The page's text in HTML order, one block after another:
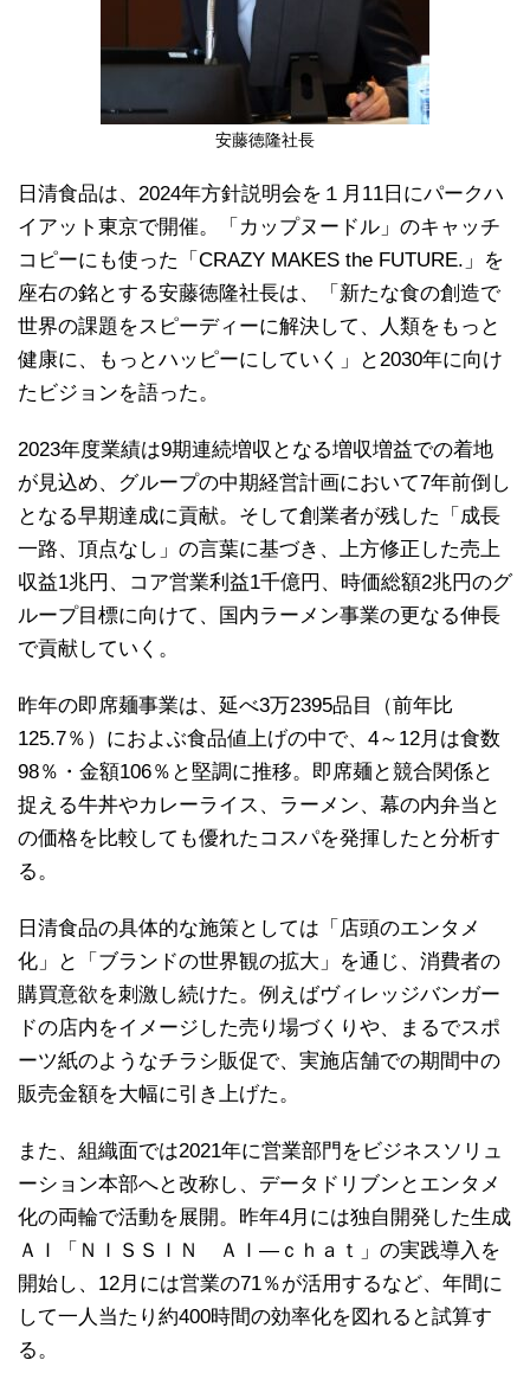
安藤徳隆社長
日清食品は、2024年方針説明会を１月11日にパークハ
イアット東京で開催。「カップヌードル」のキャッチ
コピーにも使った「CRAZY MAKES the FUTURE.」を
座右の銘とする安藤徳隆社長は、「新たな食の創造で
世界の課題をスピーディーに解決して、人類をもっと
健康に、もっとハッピーにしていく」と2030年に向け
たビジョンを語った。
2023年度業績は9期連続増収となる増収増益での着地
が見込め、グループの中期経営計画において7年前倒し
となる早期達成に貢献。そして創業者が残した「成長
一路、頂点なし」の言葉に基づき、上方修正した売上
収益1兆円、コア営業利益1千億円、時価総額2兆円のグ
ループ目標に向けて、国内ラーメン事業の更なる伸長
で貢献していく。
昨年の即席麺事業は、延べ3万2395品目（前年比
125.7％）におよぶ食品値上げの中で、4～12月は食数
98％・金額106％と堅調に推移。即席麺と競合関係と
捉える牛丼やカレーライス、ラーメン、幕の内弁当と
の価格を比較しても優れたコスパを発揮したと分析す
る。
日清食品の具体的な施策としては「店頭のエンタメ
化」と「ブランドの世界観の拡大」を通じ、消費者の
購買意欲を刺激し続けた。例えばヴィレッジバンガー
ドの店内をイメージした売り場づくりや、まるでスポ
ーツ紙のようなチラシ販促で、実施店舗での期間中の
販売金額を大幅に引き上げた。
また、組織面では2021年に営業部門をビジネスソリュ
ーション本部へと改称し、データドリブンとエンタメ
化の両輪で活動を展開。昨年4月には独自開発した生成
ＡＩ「ＮＩＳＳＩＮ ＡＩ―ｃｈａｔ」の実践導入を
開始し、12月には営業の71％が活用するなど、年間に
して一人当たり約400時間の効率化を図れると試算す
る。